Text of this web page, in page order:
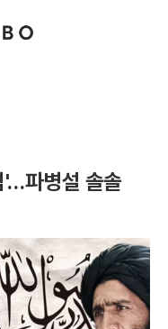
'…파병설 솔솔